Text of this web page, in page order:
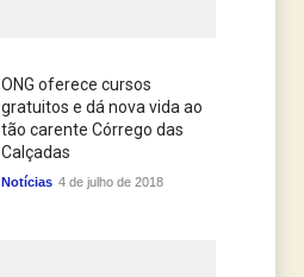
ONG oferece cursos
gratuitos e dá nova vida ao
tão carente Córrego das
Calçadas
Notícias 4 de julho de 2018